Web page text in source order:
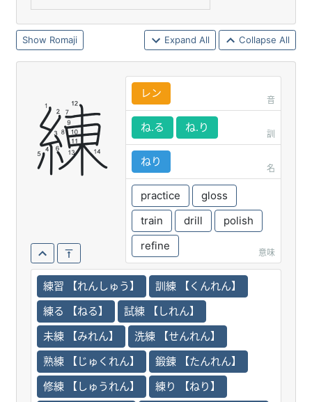
Romaji Expand All Collapse All
練 レン
音
ね.る ね.り
訓
ねり
名
practice
gloss
train
drill
polish
refine
意味
練習 【れんしゅう】
訓練 【くんれん】
練る 【ねる】
試練 【しれん】
未練 【みれん】
洗練 【せんれん】
熟練 【じゅくれん】
鍛錬 【たんれん】
修練 【しゅうれん】
練り 【ねり】